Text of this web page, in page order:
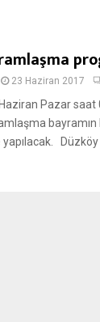
23 Haziran 2017
Pazar saat
yapılacak.